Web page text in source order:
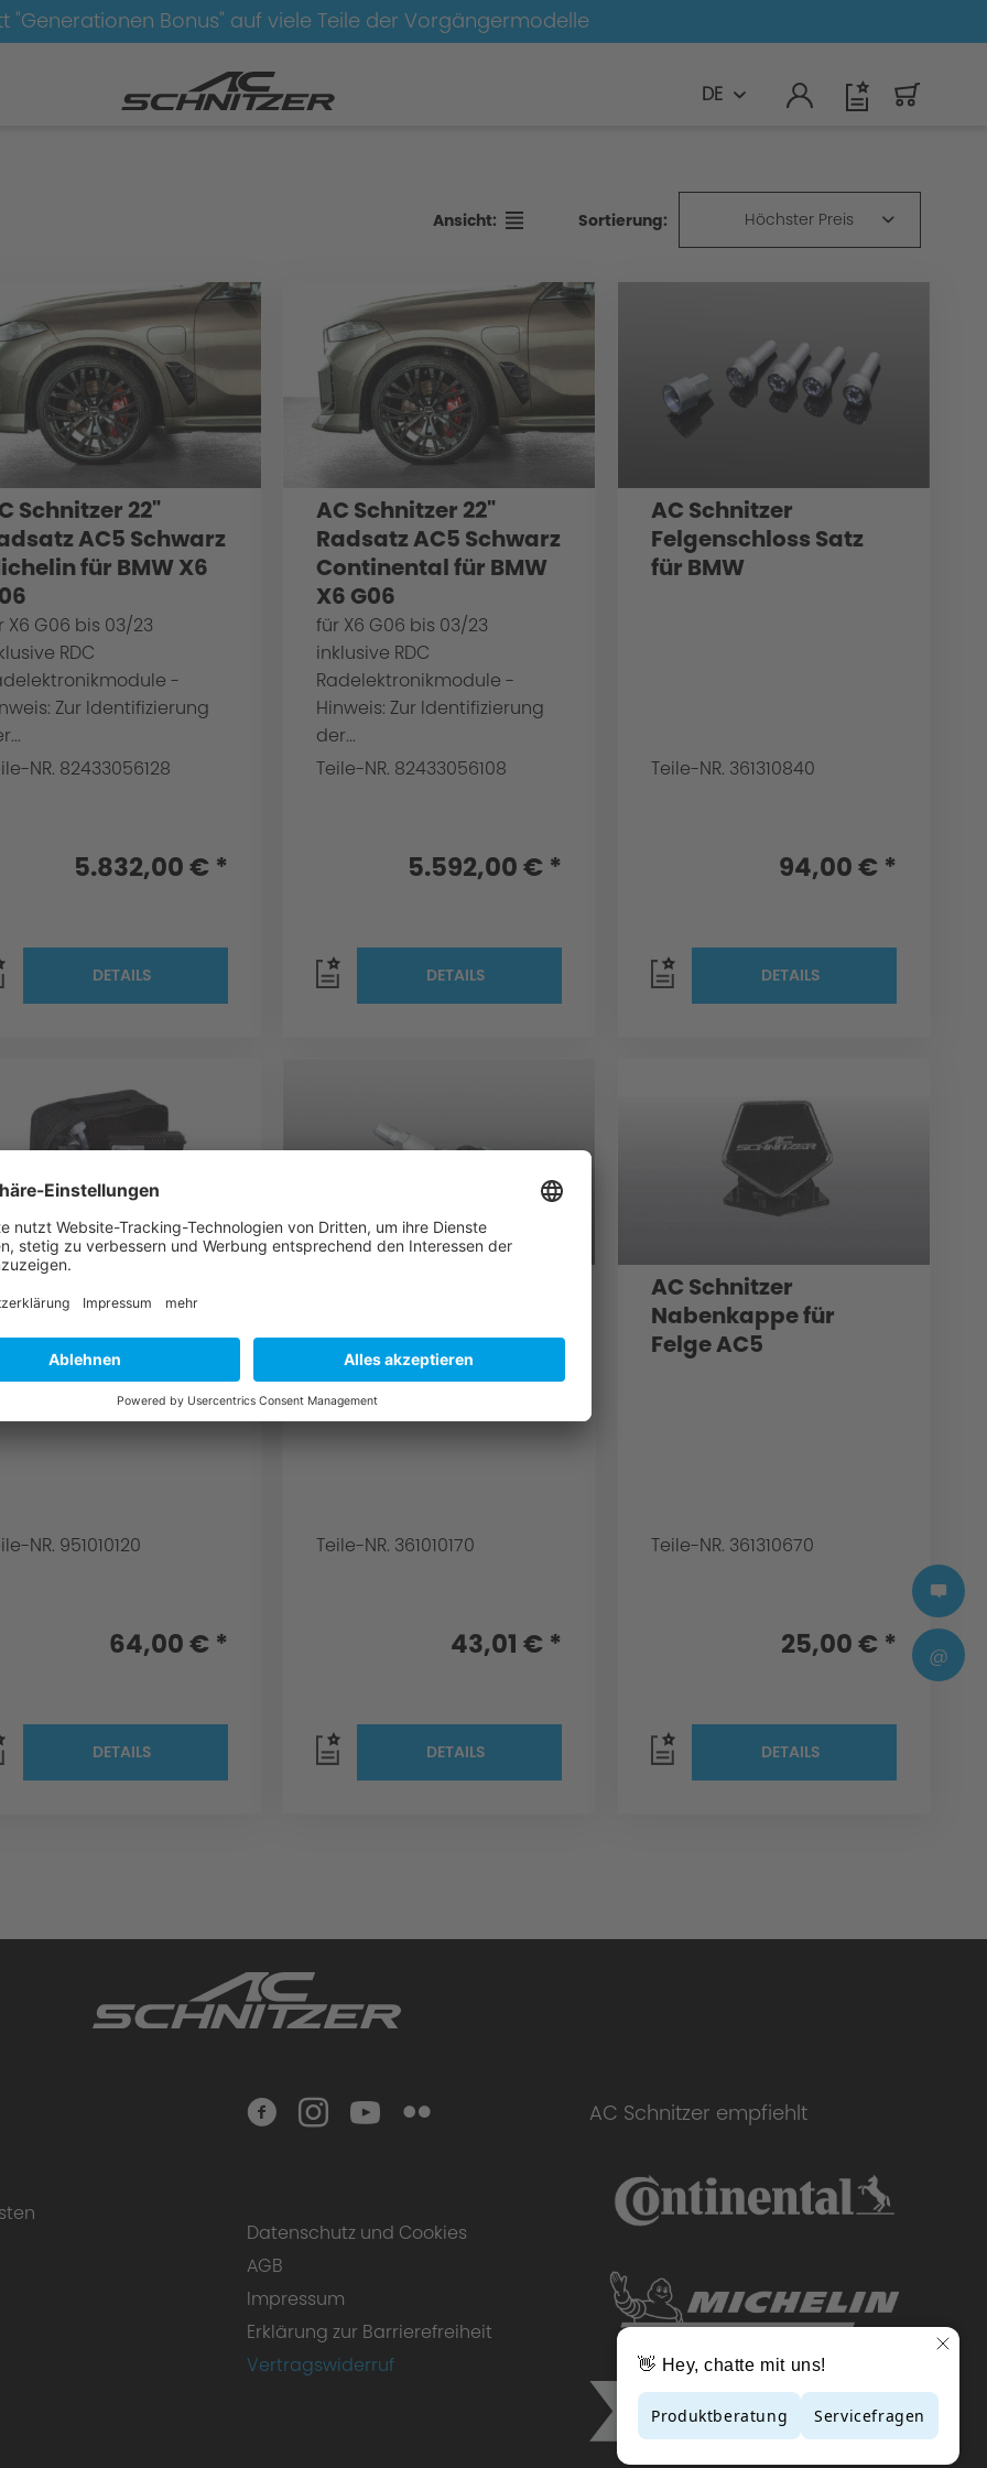
"Generationen Bonus" auf viele Teile der Vorgängermodelle
DE
Radsätze-AC5-schwarz
Ansicht: Sortierung: Höchster Preis
Schnitzer 22"
AC5 Schwarz
für BMW X6
X6 G06 bis 03/23
RDC
-
Zur Identifizierung
NR. 82433056128
5.832,00 € *
DETAILS
AC Schnitzer 22"
Radsatz AC5 Schwarz
Continental für BMW
X6 G06
für X6 G06 bis 03/23
inklusive RDC
Radelektronikmodule -
Hinweis: Zur Identifizierung
der...
Teile-NR. 82433056108
5.592,00 € *
DETAILS
AC Schnitzer
Felgenschloss Satz
für BMW
Teile-NR. 361310840
94,00 € *
DETAILS
für alle
+ MINI
NR. 951010120
64,00 € *
DETAILS
Teile-NR. 361010170
43,01 € *
DETAILS
AC Schnitzer
Nabenkappe für
Felge AC5
Teile-NR. 361310670
25,00 € *
DETAILS
Datenschutz und Cookies
AGB
Impressum
Erklärung zur Barrierefreiheit
Vertragswiderruf
AC Schnitzer empfiehlt
@